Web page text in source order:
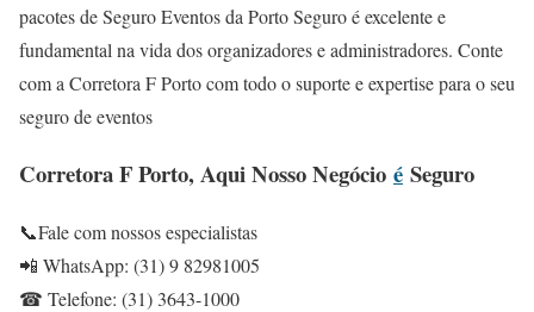
pacotes de Seguro Eventos da Porto Seguro é excelente e
fundamental na vida dos organizadores e administradores. Conte
com a Corretora F Porto com todo o suporte e expertise para o seu
seguro de eventos
Corretora F Porto, Aqui Nosso Negócio é Seguro
📞Fale com nossos especialistas
📲 WhatsApp: (31) 9 82981005
☎ Telefone: (31) 3643-1000